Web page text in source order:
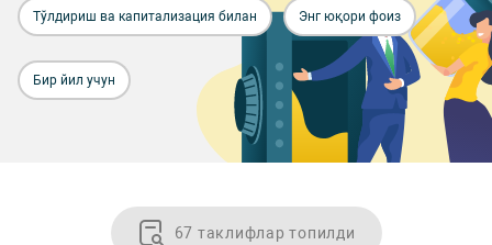
Тўлдириш ва капитализация билан Энг юқори фоиз
Бир йил учун
67 таклифлар топилди